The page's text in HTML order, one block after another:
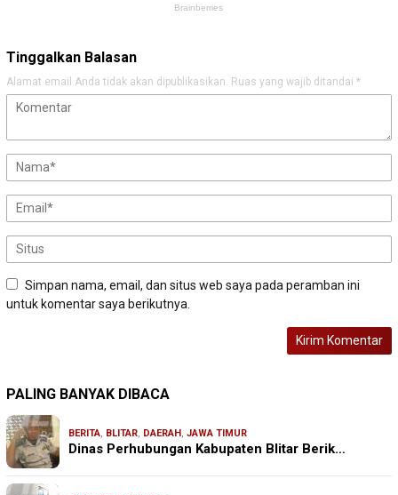
Tinggalkan Balasan
Alamat email Anda tidak akan dipublikasikan. Ruas yang wajib ditandai *
Simpan nama, email, dan situs web saya pada peramban ini
untuk komentar saya berikutnya.
PALING BANYAK DIBACA
BERITA, BLITAR, DAERAH , JAWA TIMUR
Dinas Perhubungan Kabupaten Blitar Berik…